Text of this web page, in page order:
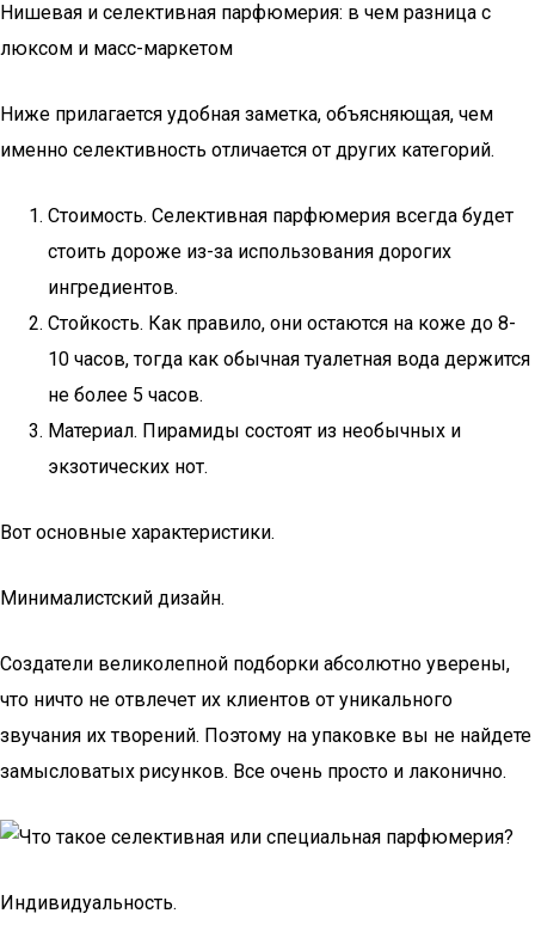
Нишевая и селективная парфюмерия: в чем разница с
люксом и масс-маркетом
Ниже прилагается удобная заметка, объясняющая, чем
именно селективность отличается от других категорий.
Стоимость. Селективная парфюмерия всегда будет
стоить дороже из-за использования дорогих
ингредиентов.
Стойкость. Как правило, они остаются на коже до 8-
10 часов, тогда как обычная туалетная вода держится
не более 5 часов.
Материал. Пирамиды состоят из необычных и
экзотических нот.
Вот основные характеристики.
Минималистский дизайн.
Создатели великолепной подборки абсолютно уверены,
что ничто не отвлечет их клиентов от уникального
звучания их творений. Поэтому на упаковке вы не найдете
замысловатых рисунков. Все очень просто и лаконично.
Индивидуальность.